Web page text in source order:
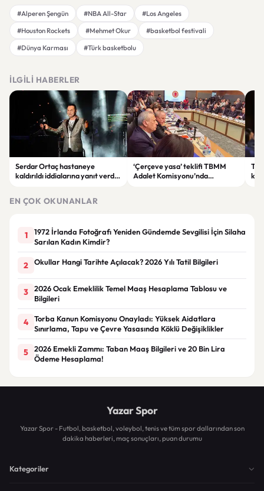
#Alperen Şengün #NBA All-Star
#Los Angeles
#Houston Rockets
#Mehmet Okur
#basketbol festivali
#Dünya Karması
#Türk basketbolu
İLGILI HABERLER
Serdar Ortaç hastaneye
kaldırıldı iddialarına yanıt verdi:
‘Çerçeve yasa’ teklifi TBMM
Adalet Komisyonu’nda
EN ÇOK OKUNANLAR
1
1972 İrlanda Fotoğrafı Yeniden Gündemde Sevgilisi İçin Silaha
Sarılan Kadın Kimdir?
2 Okullar Hangi Tarihte Açılacak? 2026 Yılı Tatil Bilgileri
3
2026 Ocak Emeklilik Temel Maaş Hesaplama Tablosu ve
Bilgileri
4
Torba Kanun Komisyonu Onayladı: Yüksek Aidatlara
Sınırlama, Tapu ve Çevre Yasasında Köklü Değişiklikler
5
2026 Emekli Zammı: Taban Maaş Bilgileri ve 20 Bin Lira
Ödeme Hesaplama!
Yazar Spor
Yazar Spor - Futbol, basketbol, voleybol, tenis ve tüm spor dallarından son
dakika haberleri, maç sonuçları, puan durumu
Kategoriler